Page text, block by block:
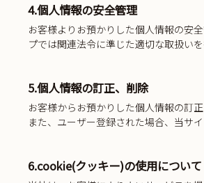
4.個人情報の安全管理
お客様よりお預かりした個人情報の安
プでは関連法令に準じた適切な取扱い
5.個人情報の訂正、削除
お客様からお預かりした個人情報の訂
また、ユーザー登録された場合、当サ
6.cookie(クッキー)の使用について